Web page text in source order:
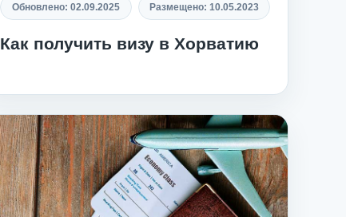
Обновлено: 02.09.2025 Размещено: 10.05.2023
Как получить визу в Хорватию